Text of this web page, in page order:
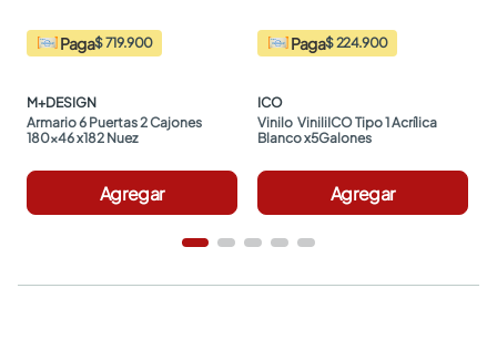
Paga$ 719.900
M+DESIGN
Armario 6 Puertas 2 Cajones
180x46 x182 Nuez
Agregar
Paga$ 224.900
ICO
Vinilo  ViniliICO Tipo 1 Acrílica
Blanco x5Galones
Agregar